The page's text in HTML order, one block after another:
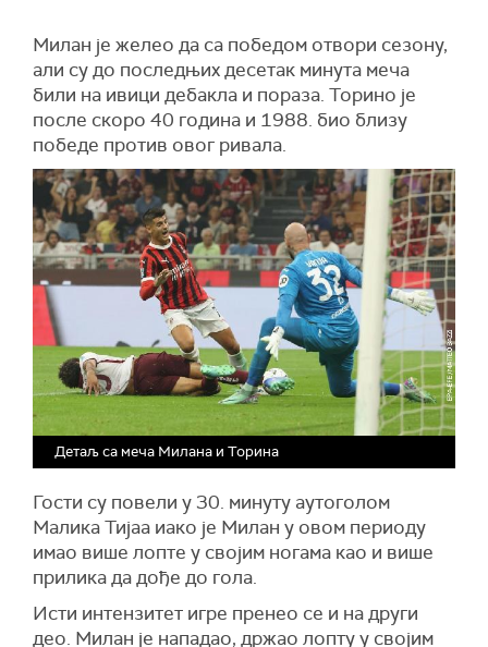
Милан је желео да са победом отвори сезону,
али су до последњих десетак минута меча
били на ивици дебакла и пораза. Торино је
после скоро 40 година и 1988. био близу
победе против овог ривала.
Детаљ са меча Милана и Торина
Гости су повели у 30. минуту аутоголом
Малика Тијаа иако је Милан у овом периоду
имао више лопте у својим ногама као и више
прилика да дође до гола.
Исти интензитет игре пренео се и на други
део. Милан је нападао, држао лопту у својим